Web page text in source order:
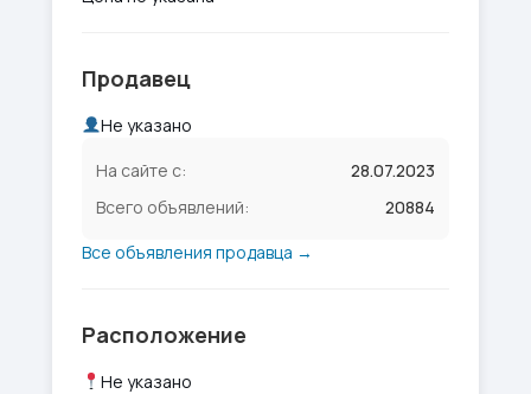
Продавец
Не указано
На сайте с:
28.07.2023
Всего объявлений:
20884
Все объявления продавца →
Расположение
Не указано